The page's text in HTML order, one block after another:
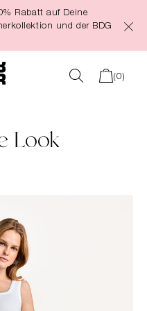
Rabatt auf Deine
und der BDG
(0)
Look